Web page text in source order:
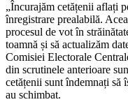
„Încurajăm cetățenii aflați
înregistrare prealabilă.
procesul de vot în
toamnă și să actualizăm
Comisiei Electorale
din scrutinele anterioare
cetățenii sunt îndemnați să
au schimbat.